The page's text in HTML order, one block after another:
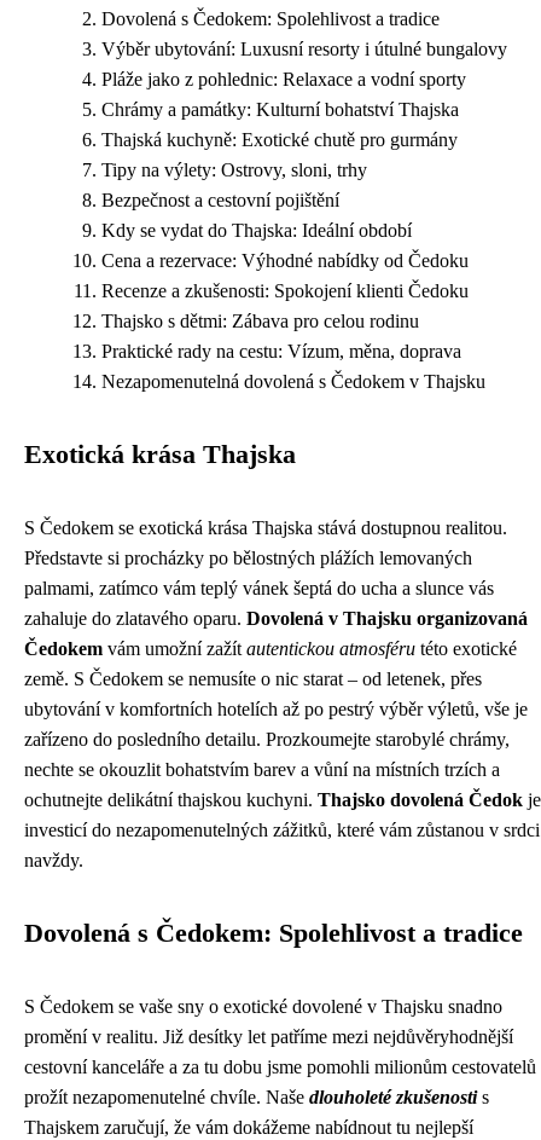
Dovolená s Čedokem: Spolehlivost a tradice
Výběr ubytování: Luxusní resorty i útulné bungalovy
Pláže jako z pohlednic: Relaxace a vodní sporty
Chrámy a památky: Kulturní bohatství Thajska
Thajská kuchyně: Exotické chutě pro gurmány
Tipy na výlety: Ostrovy, sloni, trhy
Bezpečnost a cestovní pojištění
Kdy se vydat do Thajska: Ideální období
Cena a rezervace: Výhodné nabídky od Čedoku
Recenze a zkušenosti: Spokojení klienti Čedoku
Thajsko s dětmi: Zábava pro celou rodinu
Praktické rady na cestu: Vízum, měna, doprava
Nezapomenutelná dovolená s Čedokem v Thajsku
Exotická krása Thajska
S Čedokem se exotická krása Thajska stává dostupnou realitou.
Představte si procházky po bělostných plážích lemovaných
palmami, zatímco vám teplý vánek šeptá do ucha a slunce vás
zahaluje do zlatavého oparu. Dovolená v Thajsku organizovaná
Čedokem vám umožní zažít autentickou atmosféru této exotické
země. S Čedokem se nemusíte o nic starat – od letenek, přes
ubytování v komfortních hotelích až po pestrý výběr výletů, vše je
zařízeno do posledního detailu. Prozkoumejte starobylé chrámy,
nechte se okouzlit bohatstvím barev a vůní na místních trzích a
ochutnejte delikátní thajskou kuchyni. Thajsko dovolená Čedok je
investicí do nezapomenutelných zážitků, které vám zůstanou v srdci
navždy.
Dovolená s Čedokem: Spolehlivost a tradice
S Čedokem se vaše sny o exotické dovolené v Thajsku snadno
promění v realitu. Již desítky let patříme mezi nejdůvěryhodnější
cestovní kanceláře a za tu dobu jsme pomohli milionům cestovatelů
prožít nezapomenutelné chvíle. Naše dlouholeté zkušenostis
Thajskem zaručují, že vám dokážeme nabídnout tu nejlepší